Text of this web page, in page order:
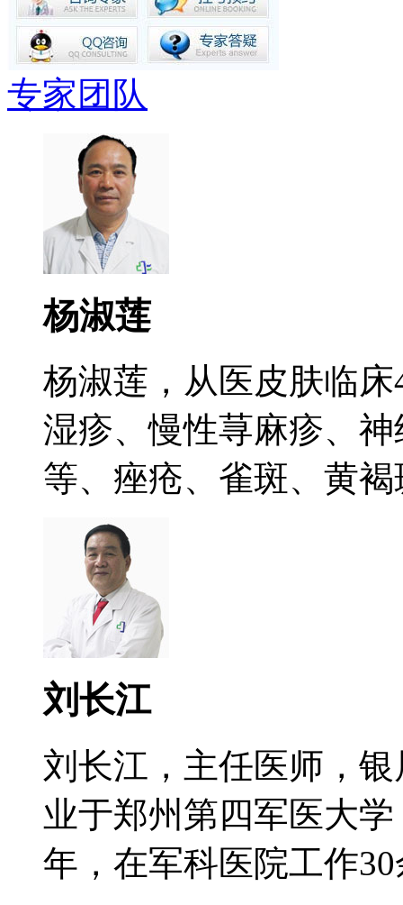
专家团队
杨淑莲
杨淑莲，从医皮肤临
湿疹、慢性荨麻疹、
等、痤疮、雀斑、黄褐
刘长江
刘长江，主任医师，
业于郑州第四军医大
年，在军科医院工作